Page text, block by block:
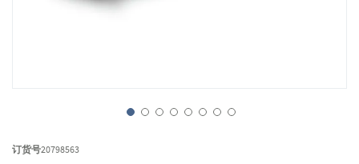
转
订货号20798563